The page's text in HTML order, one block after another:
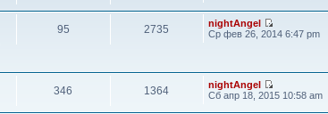
95 2735
nightAngel
Ср фев 26, 2014 6:47 pm
346 1364
nightAngel
Сб апр 18, 2015 10:58 am